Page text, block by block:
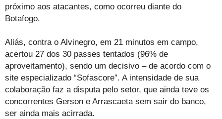
próximo aos atacantes, como ocorreu diante do
Botafogo.
Aliás, contra o Alvinegro, em 21 minutos em campo,
acertou 27 dos 30 passes tentados (96% de
aproveitamento), sendo um decisivo – de acordo com o
site especializado “Sofascore”. A intensidade de sua
colaboração faz a disputa pelo setor, que ainda teve os
concorrentes Gerson e Arrascaeta sem sair do banco,
ser ainda mais acirrada.